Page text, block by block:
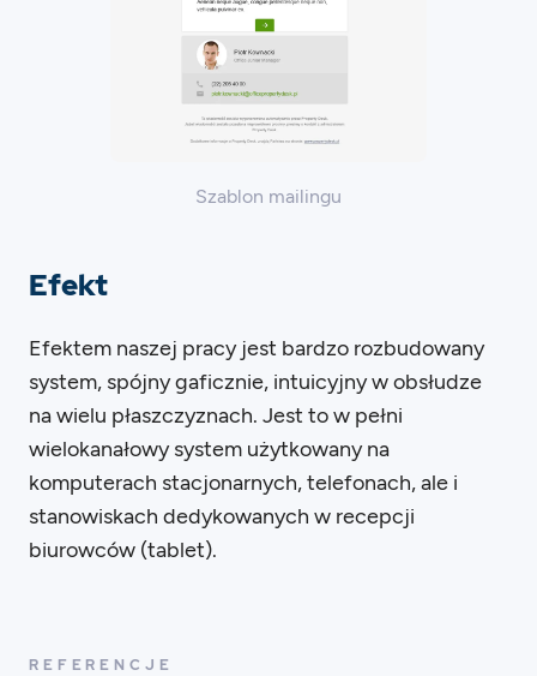
Szablon mailingu
Efekt
Efektem naszej pracy jest bardzo rozbudowany
system, spójny gaficznie, intuicyjny w obsłudze
na wielu płaszczyznach. Jest to w pełni
wielokanałowy system użytkowany na
komputerach stacjonarnych, telefonach, ale i
stanowiskach dedykowanych w recepcji
biurowców (tablet).
REFERENCJE